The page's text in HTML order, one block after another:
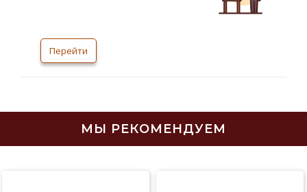
ячменного солода, ячменя, мальтозной
патоки и знаменитого чешского ароматного
выращивается в районе города Жатец на
севере Чехии более 700 лет. Он считается
одним из самых высококачественных в мире,
Перейти
МЫ РЕКОМЕНДУЕМ